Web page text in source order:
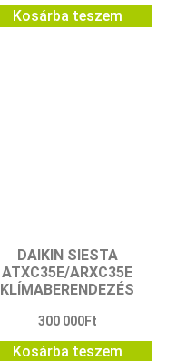
Kosárba teszem
DAIKIN SIESTA
ATXC35E/ARXC35E
KLÍMABERENDEZÉS
300 000Ft
Kosárba teszem